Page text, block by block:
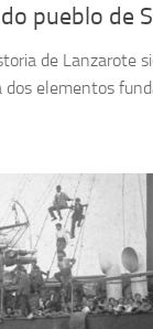
pueblo de
de Lanzarote
dos elementos